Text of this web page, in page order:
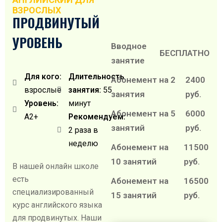
ВЗРОСЛЫХ
ПРОДВИНУТЫЙ
УРОВЕНЬ
Для кого:
взрослые
Уровень:
A2+
Длительность
занятия: 55
минут
Рекомендуем:
2 раза в
неделю
В нашей онлайн школе
есть
специализированный
курс английского языка
для продвинутых. Наши
Вводное
занятие
БЕСПЛАТНО
Абонемент на 2
занятия
2400
руб.
Абонемент на 5
занятий
6000
руб.
Абонемент на
10 занятий
11500
руб.
Абонемент на
15 занятий
16500
руб.